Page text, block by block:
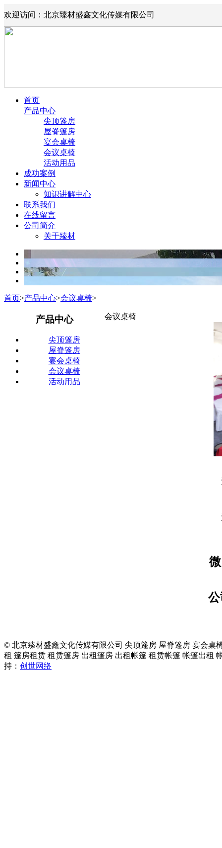
欢迎访问：北京臻材盛鑫文化传媒有限公司
首页
产品中心
尖顶篷房
屋脊篷房
宴会桌椅
会议桌椅
活动用品
成功案例
新闻中心
知识讲解中心
联系我们
在线留言
公司简介
关于臻材
首页>产品中心>会议桌椅>
产品中心
尖顶篷房
屋脊篷房
宴会桌椅
会议桌椅
活动用品
会议桌椅
© 北京臻材盛鑫文化传媒有限公司 尖顶篷房 屋脊篷房 宴会桌
租 篷房租赁 租赁篷房 出租篷房 出租帐篷 租赁帐篷 帐篷出租
持： 创世网络